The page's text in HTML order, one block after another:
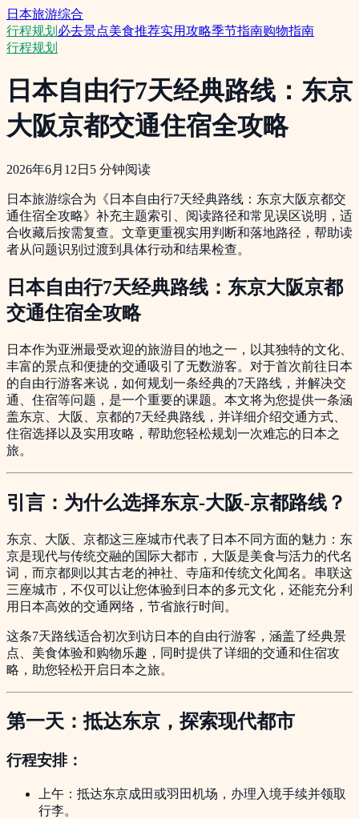
日本旅游综合
行程规划 必去景点美食推荐实用攻略季节指南购物指南
行程规划
日本自由行7天经典路线：东京
大阪京都交通住宿全攻略
2026年6月12日 5 分钟阅读
日本旅游综合为《日本自由行7天经典路线：东京大阪京都交
通住宿全攻略》补充主题索引、阅读路径和常见误区说明，适
合收藏后按需复查。文章更重视实用判断和落地路径，帮助读
者从问题识别过渡到具体行动和结果检查。
日本自由行7天经典路线：东京大阪京都
交通住宿全攻略
日本作为亚洲最受欢迎的旅游目的地之一，以其独特的文化、
丰富的景点和便捷的交通吸引了无数游客。对于首次前往日本
的自由行游客来说，如何规划一条经典的7天路线，并解决交
通、住宿等问题，是一个重要的课题。本文将为您提供一条涵
盖东京、大阪、京都的7天经典路线，并详细介绍交通方式、
住宿选择以及实用攻略，帮助您轻松规划一次难忘的日本之
旅。
引言：为什么选择东京-大阪-京都路线？
东京、大阪、京都这三座城市代表了日本不同方面的魅力：东
京是现代与传统交融的国际大都市，大阪是美食与活力的代名
词，而京都则以其古老的神社、寺庙和传统文化闻名。串联这
三座城市，不仅可以让您体验到日本的多元文化，还能充分利
用日本高效的交通网络，节省旅行时间。
这条7天路线适合初次到访日本的自由行游客，涵盖了经典景
点、美食体验和购物乐趣，同时提供了详细的交通和住宿攻
略，助您轻松开启日本之旅。
第一天：抵达东京，探索现代都市
行程安排：
上午：抵达东京成田或羽田机场，办理入境手续并领取
行李。